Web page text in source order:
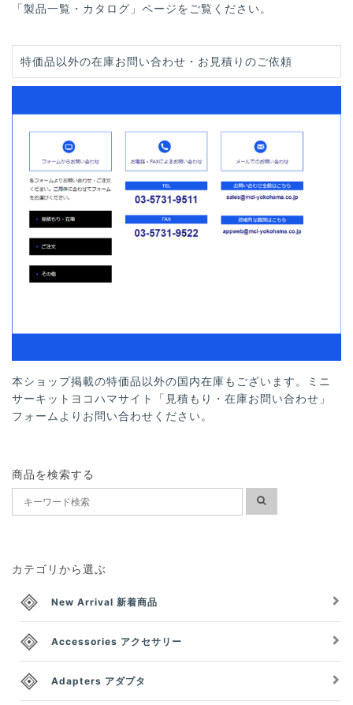
「製品一覧・カタログ」ページをご覧ください。
特価品以外の在庫お問い合わせ・お見積りのご依頼
本ショップ掲載の特価品以外の国内在庫もございます。ミニ
サーキットヨコハマサイト「見積もり・在庫お問い合わせ」
フォームよりお問い合わせください。
商品を検索する
カテゴリから選ぶ
New Arrival 新着商品
Accessories アクセサリー
Adapters アダプタ